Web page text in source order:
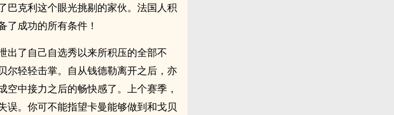
巴克利这个眼光挑剔的家伙。法国人积
了成功的所有条件！
出了自己自选秀以来所积压的全部不
尔轻轻击掌。自从钱德勒离开之后，亦
中接力之后的畅快感了。上个赛季，
误。你可不能指望卡曼能够做到和戈贝